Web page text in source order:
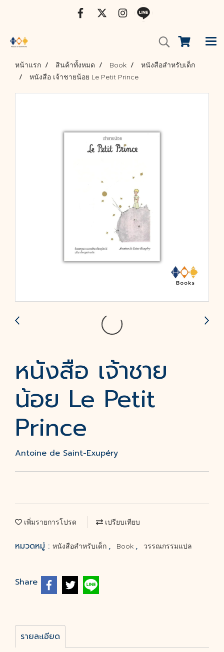
หน้าแรก สินค้าทั้งหมด Book
หนังสือสำหรับเด็ก
หนังสือ เจ้าชายน้อย Le Petit Prince
หนังสือ เจ้าชาย
น้อย Le Petit
Prince
Antoine de Saint-Exupéry
เพิ่มรายการโปรด เปรียบเทียบ
หมวดหมู่ : หนังสือสำหรับเด็ก , Book , วรรณกรรมแปล
Share
รายละเอียด